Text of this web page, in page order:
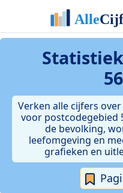
Verken alle cijfers
voor postcodegebied
de bevolking,
leefomgeving en
grafieken en